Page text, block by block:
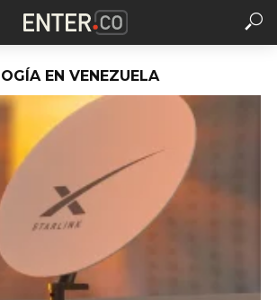
EN VENEZUELA